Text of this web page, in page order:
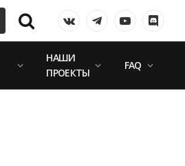
VKontakteTelegramYouTube
НАШИ
ПРОЕКТЫ
FAQ